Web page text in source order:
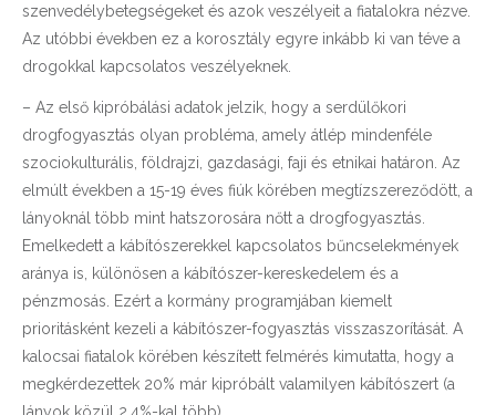
szenvedélybetegségeket és azok veszélyeit a fiatalokra nézve.
Az utóbbi években ez a korosztály egyre inkább ki van téve a
drogokkal kapcsolatos veszélyeknek.
– Az első kipróbálási adatok jelzik, hogy a serdülőkori
drogfogyasztás olyan probléma, amely átlép mindenféle
szociokulturális, földrajzi, gazdasági, faji és etnikai határon. Az
elmúlt években a 15-19 éves fiúk körében megtízszereződött, a
lányoknál több mint hatszorosára nőtt a drogfogyasztás.
Emelkedett a kábítószerekkel kapcsolatos bűncselekmények
aránya is, különösen a kábítószer-kereskedelem és a
pénzmosás. Ezért a kormány programjában kiemelt
prioritásként kezeli a kábítószer-fogyasztás visszaszorítását. A
kalocsai fiatalok körében készített felmérés kimutatta, hogy a
megkérdezettek 20% már kipróbált valamilyen kábítószert (a